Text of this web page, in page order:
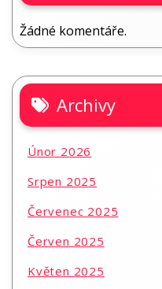
Žádné komentáře.
Archivy
Únor 2026
Srpen 2025
Červenec 2025
Červen 2025
Květen 2025